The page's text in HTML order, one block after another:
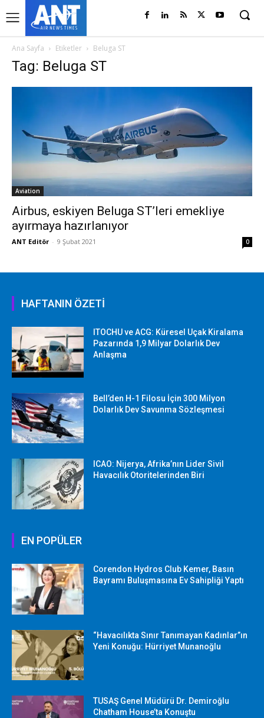
Ana Sayfa Etiketler Beluga ST
Tag: Beluga ST
Aviation
Airbus, eskiyen Beluga ST’leri emekliye
ayırmaya hazırlanıyor
ANT Editör - 9 Şubat 2021 0
HAFTANIN ÖZETİ
ITOCHU ve ACG: Küresel Uçak Kiralama
Pazarında 1,9 Milyar Dolarlık Dev
Anlaşma
Bell’den H-1 Filosu İçin 300 Milyon
Dolarlık Dev Savunma Sözleşmesi
ICAO: Nijerya, Afrika’nın Lider Sivil
Havacılık Otoritelerinden Biri
EN POPÜLER
Corendon Hydros Club Kemer, Basın
Bayramı Buluşmasına Ev Sahipliği Yaptı
“Havacılıkta Sınır Tanımayan Kadınlar”ın
Yeni Konuğu: Hürriyet Munanoğlu
TUSAŞ Genel Müdürü Dr. Demiroğlu
Chatham House’ta Konuştu